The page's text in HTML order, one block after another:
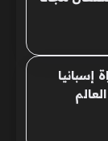
إسبانيا